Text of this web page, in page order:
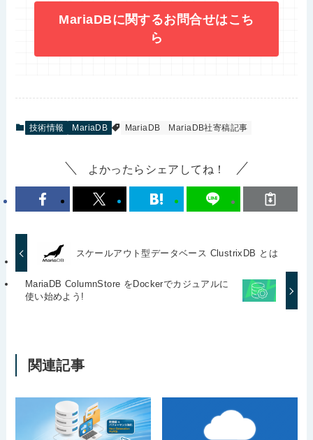
MariaDBに関するお問合せはこち
ら
技術情報 MariaDB MariaDB MariaDB社寄稿記事
よかったらシェアしてね！
スケールアウト型データベース ClustrixDB とは
MariaDB ColumnStore をDockerでカジュアルに
使い始めよう!
関連記事